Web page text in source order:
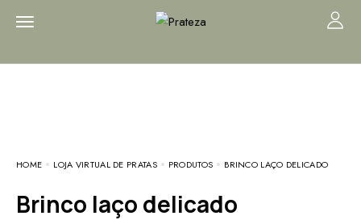
HOME LOJA VIRTUAL DE PRATAS PRODUTOS BRINCO LAÇO DELICADO
Brinco laço delicado